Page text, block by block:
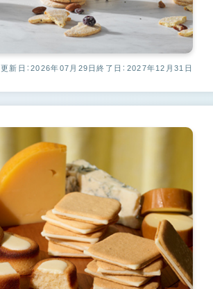
更新日：2026年07月29日終了日：2027年12月31日